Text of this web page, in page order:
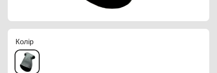
Колір